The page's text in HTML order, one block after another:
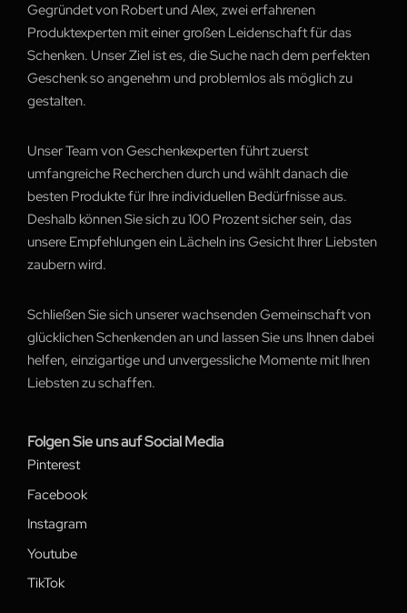
Gegründet von Robert und Alex, zwei erfahrenen
Produktexperten mit einer großen Leidenschaft für das
Schenken. Unser Ziel ist es, die Suche nach dem perfekten
Geschenk so angenehm und problemlos als möglich zu
gestalten.
Unser Team von Geschenkexperten führt zuerst
umfangreiche Recherchen durch und wählt danach die
besten Produkte für Ihre individuellen Bedürfnisse aus.
Deshalb können Sie sich zu 100 Prozent sicher sein, das
unsere Empfehlungen ein Lächeln ins Gesicht Ihrer Liebsten
zaubern wird.
Schließen Sie sich unserer wachsenden Gemeinschaft von
glücklichen Schenkenden an und lassen Sie uns Ihnen dabei
helfen, einzigartige und unvergessliche Momente mit Ihren
Liebsten zu schaffen.
Folgen Sie uns auf Social Media
Pinterest
Facebook
Instagram
Youtube
TikTok